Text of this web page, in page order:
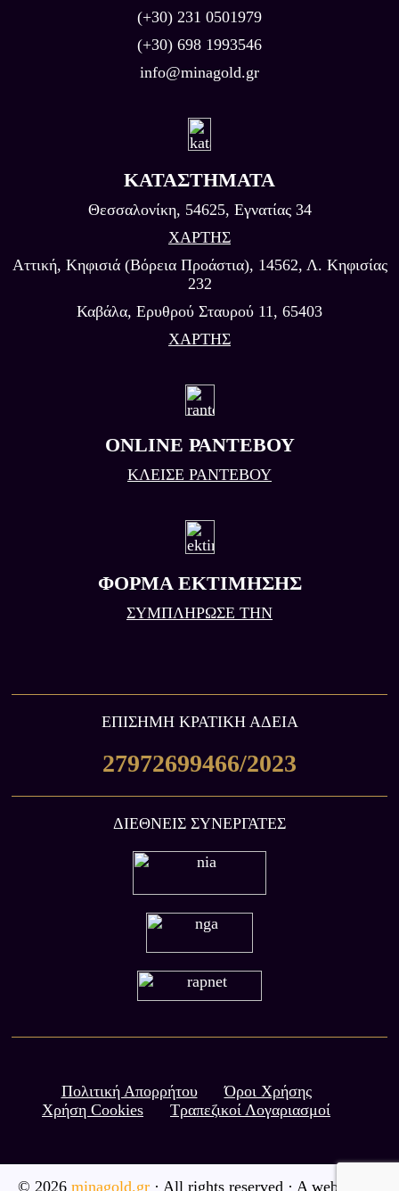
(+30) 231 0501979
(+30) 698 1993546
info@minagold.gr
ΚΑΤΑΣΤΗΜΑΤΑ
Θεσσαλονίκη, 54625, Εγνατίας 34
ΧΑΡΤΗΣ
Αττική, Κηφισιά (Βόρεια Προάστια), 14562, Λ. Κηφισίας
232
Καβάλα, Eρυθρού Σταυρού 11, 65403
ΧΑΡΤΗΣ
ONLINE ΡΑΝΤΕΒΟΥ
ΚΛΕΙΣΕ ΡΑΝΤΕΒΟΥ
ΦΟΡΜΑ ΕΚΤΙΜΗΣΗΣ
ΣΥΜΠΛΗΡΩΣΕ ΤΗΝ
ΕΠIΣΗΜΗ ΚΡΑΤΙΚΗ ΑΔΕΙΑ
27972699466/2023
ΔΙΕΘΝΕΙΣ ΣΥΝΕΡΓΑΤΕΣ
Πολιτική Απορρήτου
Όροι Χρήσης
Χρήση Cookies
Τραπεζικοί Λογαριασμοί
© 2026 minagold.gr · All rights reserved · A website by